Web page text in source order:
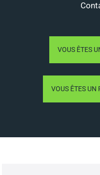
VOUS ÊTES
VOUS ÊTES UN